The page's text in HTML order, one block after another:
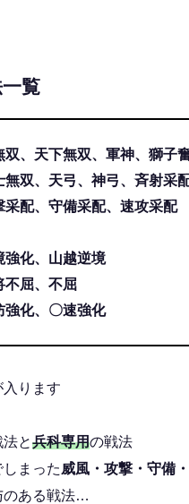
覧
、天下無双、軍神、獅子奮
無双、天弓、神弓、斉射采
采配、守備采配、速攻采配
強化、山越逆境
不屈、不屈
強化、〇速強化
ります
法と兵科専用の戦法
まった威風・攻撃・守備
のある戦法…